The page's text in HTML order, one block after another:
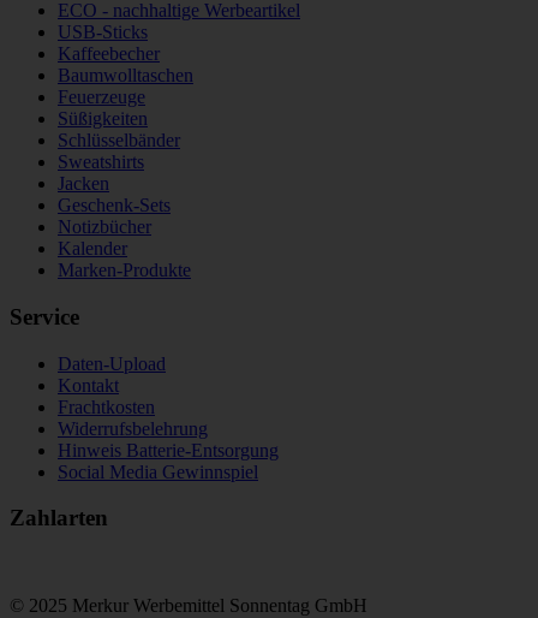
ECO - nachhaltige Werbeartikel
USB-Sticks
Kaffeebecher
Baumwolltaschen
Feuerzeuge
Süßigkeiten
Schlüsselbänder
Sweatshirts
Jacken
Geschenk-Sets
Notizbücher
Kalender
Marken-Produkte
Service
Daten-Upload
Kontakt
Frachtkosten
Widerrufsbelehrung
Hinweis Batterie-Entsorgung
Social Media Gewinnspiel
Zahlarten
© 2025 Merkur Werbemittel Sonnentag GmbH